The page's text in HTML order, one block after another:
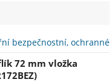
bezpečnostní, ochranné
72 mm vložka